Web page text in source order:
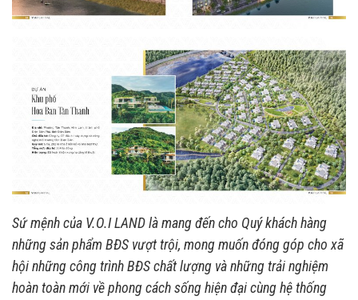
Sứ mệnh của V.O.I LAND là mang đến cho Quý khách hàng
những sản phẩm BĐS vượt trội, mong muốn đóng góp cho xã
hội những công trình BĐS chất lượng và những trải nghiệm
hoàn toàn mới về phong cách sống hiện đại cùng hệ thống